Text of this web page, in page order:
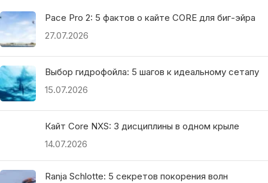
Pace Pro 2: 5 фактов о кайте CORE для биг-эйра
27.07.2026
Выбор гидрофойла: 5 шагов к идеальному сетапу
15.07.2026
Кайт Core NXS: 3 дисциплины в одном крыле
14.07.2026
Ranja Schlotte: 5 секретов покорения волн